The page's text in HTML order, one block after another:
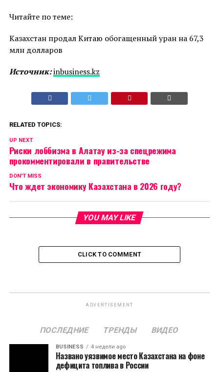
Читайте по теме:
Казахстан продал Китаю обогащенный уран на 67,3
млн долларов
Источник:inbusiness.kz
RELATED TOPICS:
UP NEXT
Риски лоббизма в Алатау из-за спецрежима
прокомментировали в правительстве
DON'T MISS
Что ждет экономику Казахстана в 2026 году?
YOU MAY LIKE
CLICK TO COMMENT
ADVERTISEMENT
ПОСЛЕДНИЕ ТРЕНДЫ ВИДЕО
BUSINESS 4 недели ago
Названо уязвимое место Казахстана на фоне
дефицита топлива в России